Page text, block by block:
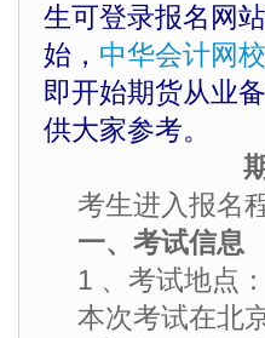
生可登录报名网
始， 中华会计网校
即开始期货从业
供大家参考。
考生进入报名
一、考试信息
1 、考试地点：
本次考试在北